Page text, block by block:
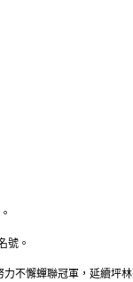
號。
不懈蟬聯冠軍，延續坪